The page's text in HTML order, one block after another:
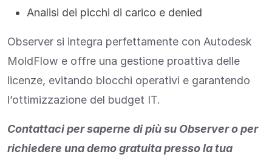
Analisi dei picchi di carico e denied
Observer si integra perfettamente con Autodesk
MoldFlow e offre una gestione proattiva delle
licenze, evitando blocchi operativi e garantendo
l’ottimizzazione del budget IT.
Contattaci per saperne di più su Observer o per
richiedere una demo gratuita presso la tua